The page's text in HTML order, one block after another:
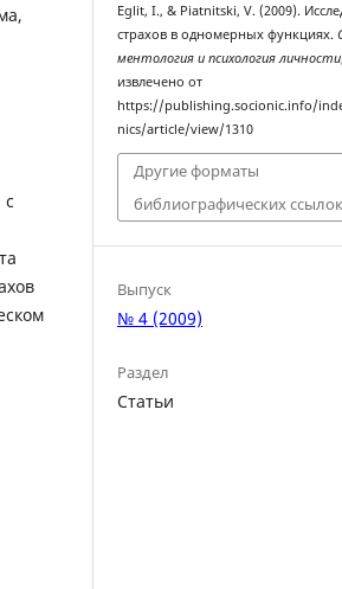
Eglit, I., & Piatnitski, V. (2009).
страхов в одномерных функциях.
ментология и психология личности
извлечено от
https://publishing.socionic.info/
nics/article/view/1310
Другие форматы
библиографических ссылок
Выпуск
№ 4 (2009)
Раздел
Статьи